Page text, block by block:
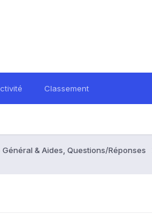
Classement
Général & Aides, Questions/Réponses